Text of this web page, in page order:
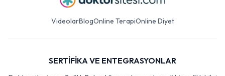
VideolarBlogOnline TerapiOnline Diyet
SERTİFİKA VE ENTEGRASYONLAR